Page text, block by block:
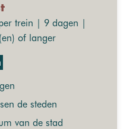
trein | 9 dagen |
of langer
de steden
van de stad